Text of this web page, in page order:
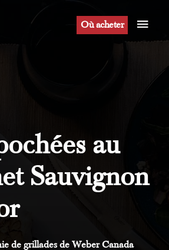
Où acheter
au
Sauvignon
de grillades de Weber Canada